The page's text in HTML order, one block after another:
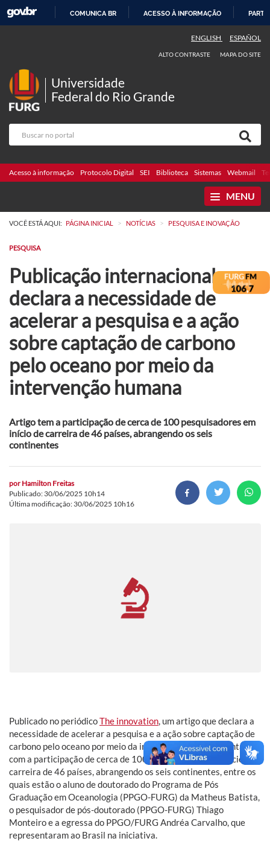
COMUNICA BR ACESSO À INFORMAÇÃO
ENGLISH ESPAÑOL
ALTO CONTRASTE MAPA DO SITE
Universidade
Federal do Rio Grande
Acesso à informação Protocolo Digital SEI Biblioteca Sistemas Webmail
MENU
VOCÊ ESTÁ AQUI: PÁGINA INICIAL > NOTÍCIAS > PESQUISA E INOVAÇÃO
PESQUISA
Publicação internacional
declara a necessidade de
acelerar a pesquisa e a ação
sobre captação de carbono
pelo oceano por meio da
intervenção humana
Artigo tem a participação de cerca de 100 pesquisadores em
início de carreira de 46 países, abrangendo os seis
continentes
por Hamilton Freitas
Publicado: 30/06/2025 10h14
Última modificação: 30/06/2025 10h16
Publicado no periódicoThe innovation, um artigo que declara a
necessidade de acelerar a pesquisa e a ação sobre captação de
carbono pelo oceano por meio da intervenção humana conta
com a participação de cerca de 100 pesquisadores em início de
carreira de 46 países, abrangendo os seis continentes, entre os
quais estão o aluno de doutorado do Programa de Pós
Graduação em Oceanologia (PPGO-FURG) da Matheus Batista,
o pesquisador de pós-doutorado (PPGO-FURG) Thiago
Monteiro e a egressa do PPGO/FURG Andréa Carvalho, que
representaram ao Brasil na iniciativa.